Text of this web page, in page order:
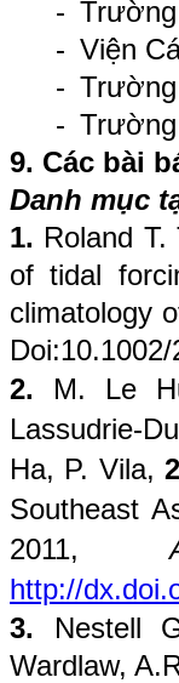
-
- Viện
-
-
9. Các bài
Danh mục
1. Roland
of tidal
climatology
2. M. Le
Lassudrie-
Ha, P. Vila,
Southeast
2011,
http://
3. Nestell
Wardlaw,